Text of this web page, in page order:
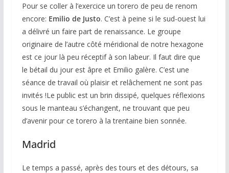
Pour se coller à l’exercice un torero de peu de renom
encore: Emilio de Justo. C’est à peine si le sud-ouest lui
a délivré un faire part de renaissance. Le groupe
originaire de l’autre côté méridional de notre hexagone
est ce jour là peu réceptif à son labeur. Il faut dire que
le bétail du jour est âpre et Emilio galère. C’est une
séance de travail où plaisir et relâchement ne sont pas
invités !Le public est un brin dissipé, quelques réflexions
sous le manteau s’échangent, ne trouvant que peu
d’avenir pour ce torero à la trentaine bien sonnée.
Madrid
Le temps a passé, après des tours et des détours, sa